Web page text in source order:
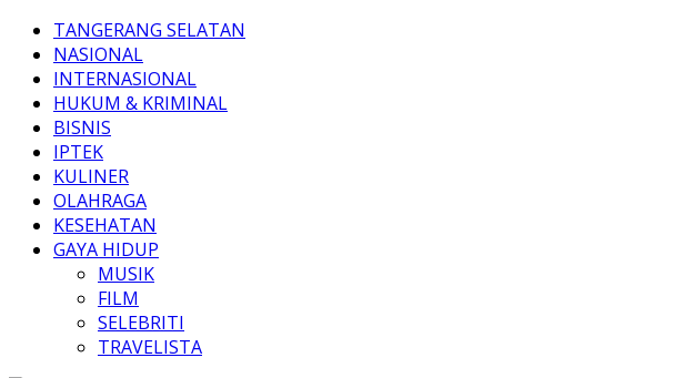
TANGERANG SELATAN
NASIONAL
INTERNASIONAL
HUKUM & KRIMINAL
BISNIS
IPTEK
KULINER
OLAHRAGA
KESEHATAN
GAYA HIDUP
MUSIK
FILM
SELEBRITI
TRAVELISTA